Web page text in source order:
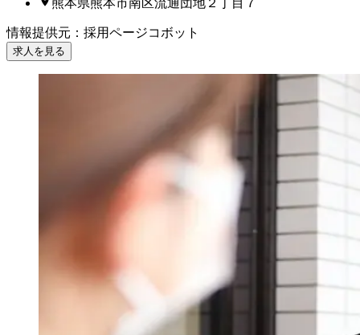
熊本県熊本市南区流通団地２丁目７
情報提供元 ： 採用ページコボット
求人を見る